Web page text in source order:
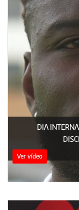
DIA
Ver vídeo